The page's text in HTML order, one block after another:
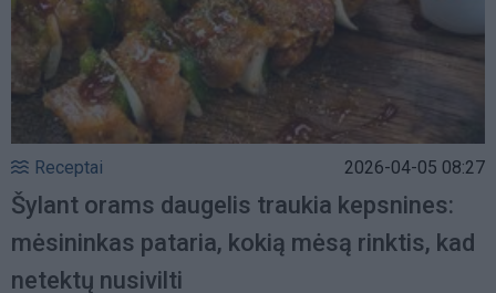
Receptai 2026-04-05 08:27
Šylant orams daugelis traukia kepsnines:
mėsininkas pataria, kokią mėsą rinktis, kad
netektų nusivilti